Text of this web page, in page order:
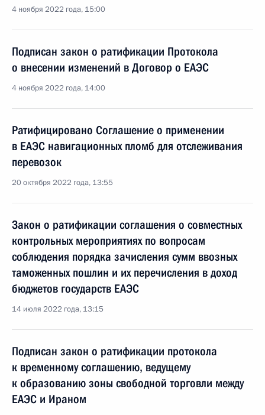
4 ноября 2022 года, 15:00
Подписан закон о ратификации Протокола
о внесении изменений в Договор о ЕАЭС
4 ноября 2022 года, 14:00
Ратифицировано Соглашение о применении
в ЕАЭС навигационных пломб для отслеживания
перевозок
20 октября 2022 года, 13:55
Закон о ратификации соглашения о совместных
контрольных мероприятиях по вопросам
соблюдения порядка зачисления сумм ввозных
таможенных пошлин и их перечисления в доход
бюджетов государств ЕАЭС
14 июля 2022 года, 13:15
Подписан закон о ратификации протокола
к временному соглашению, ведущему
к образованию зоны свободной торговли между
ЕАЭС и Ираном